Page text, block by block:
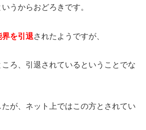
うからおどろきです。
界を引退されたようですが、
ろ、引退されているということでな
が、ネット上ではこの方とされてい